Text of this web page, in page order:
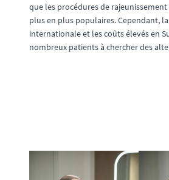
que les procédures de
plus en plus populaires. Cependant,
internationale et les coûts élevés en
nombreux patients à chercher des